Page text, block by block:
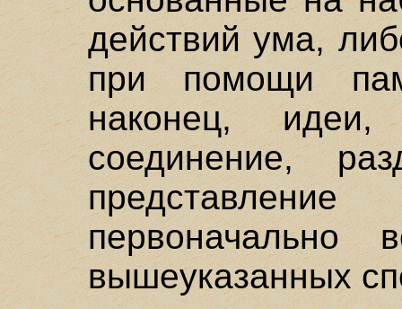
действий ума,
при помощи
наконец, идеи,
соединение,
первоначально
вышеуказанных